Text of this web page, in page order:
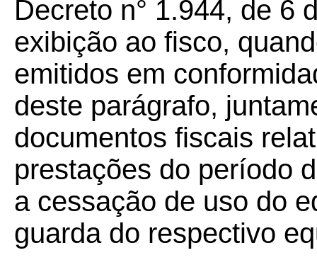
Decreto n° 1.944, de 6
exibição ao fisco,
emitidos em
deste parágrafo,
documentos fiscais
prestações do período
a cessação de uso do
guarda do respectivo